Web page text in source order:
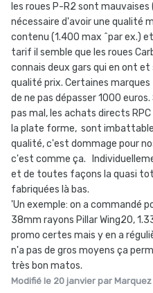
les roues P-R2 sont
nécessaire d'avoir une qualité
contenu (1.400 max ^par ex.)
tarif il semble que les roues
connais deux gars qui en ont
qualité prix. Certaines
de ne pas dépasser 1000
pas mal, les achats directs
la plate forme, sont
qualité, c'est dommage pour
c'est comme ça.
et de toutes façons la quasi
fabriquées là bas.
'Un exemple: on a commandé
38mm rayons Pillar Wing20,
promo certes mais y en a
n'a pas de gros moyens ça
très bon matos.
Modifié le 20 janvier par Marquez